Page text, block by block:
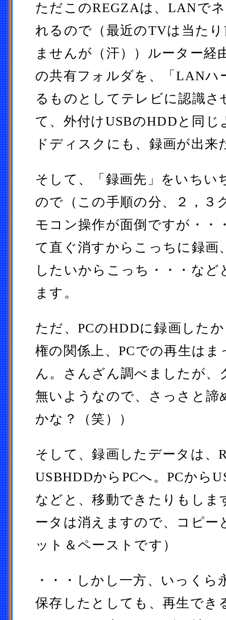
ただこのREGZAは、LANで
れるので（最近のTVは当た
ませんが（汗））ルーター経
の共有フォルダを、「LANハ
るものとしてテレビに認識さ
て、外付けUSBのHDDと同じ
ドディスクにも、録画が出来
そして、「録画先」をいちい
ので（この手順の分、２，３
モコン操作が面倒ですが・・
て直ぐ消すからこっちに録画
したいからこっち・・・など
ます。
ただ、PCのHDDに録画した
権の関係上、PCでの再生は
ん。さんざん調べましたが、
無いようなので、さっさと諦
かな？（笑））
そして、録画したデータは、
USBHDDからPCへ。PCから
などと、移動できたりもしま
ータは消えますので、コピー
ット＆ペーストです）
・・・しかし一方、いっくら
保存したとしても、再生でき